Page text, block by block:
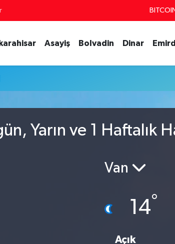
Asayiş Bolvadin Dinar
Yarın ve 1 Haftalık
Van
14°
Açık